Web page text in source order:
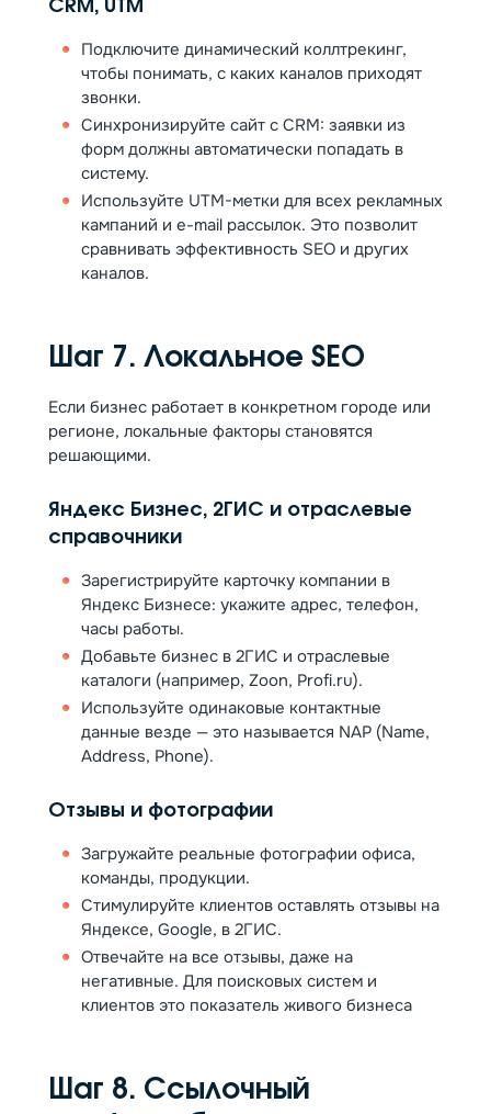
CRM, UTM
Подключите динамический коллтрекинг,
чтобы понимать, с каких каналов приходят
звонки.
Синхронизируйте сайт с CRM: заявки из
форм должны автоматически попадать в
систему.
Используйте UTM-метки для всех рекламных
кампаний и e-mail рассылок. Это позволит
сравнивать эффективность SEO и других
каналов.
Шаг 7. Локальное SEO
Если бизнес работает в конкретном городе или
регионе, локальные факторы становятся
решающими.
Яндекс Бизнес, 2ГИС и отраслевые
справочники
Зарегистрируйте карточку компании в
Яндекс Бизнесе: укажите адрес, телефон,
часы работы.
Добавьте бизнес в 2ГИС и отраслевые
каталоги (например, Zoon, Profi.ru).
Используйте одинаковые контактные
данные везде — это называется NAP (Name,
Address, Phone).
Отзывы и фотографии
Загружайте реальные фотографии офиса,
команды, продукции.
Стимулируйте клиентов оставлять отзывы на
Яндексе, Google, в 2ГИС.
Отвечайте на все отзывы, даже на
негативные. Для поисковых систем и
клиентов это показатель живого бизнеса
Шаг 8. Ссылочный